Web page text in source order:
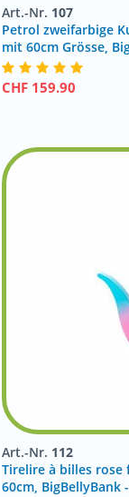
Art.-Nr. 107
Petrol zweifarbige
mit 60cm Grösse,
CHF 159.90
Art.-Nr. 112
Tirelire à billes rose
60cm, BigBellyBank